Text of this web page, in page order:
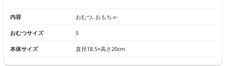
内容 おむつ, おもちゃ
おむつサイズ S
本体サイズ 直径18.5×高さ20cm